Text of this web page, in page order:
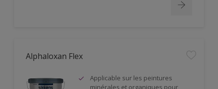
Alphaloxan Flex
Applicable sur les peintures
minérales et organiques pour